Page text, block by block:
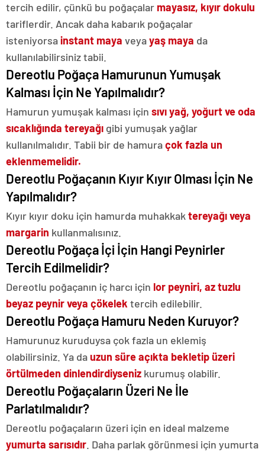
tercih edilir, çünkü bu poğaçalar mayasız, kıyır dokulu
tariflerdir. Ancak daha kabarık poğaçalar
isteniyorsainstant maya veyayaş maya da
kullanılabilirsiniz tabii.
Dereotlu Poğaça Hamurunun Yumuşak
Kalması İçin Ne Yapılmalıdır?
Hamurun yumuşak kalması için sıvı yağ, yoğurt ve oda
sıcaklığında tereyağı gibi yumuşak yağlar
kullanılmalıdır. Tabii bir de hamuraçok fazla un
eklenmemelidir.
Dereotlu Poğaçanın Kıyır Kıyır Olması İçin Ne
Yapılmalıdır?
Kıyır kıyır doku için hamurda muhakkaktereyağı veya
margarin kullanmalısınız.
Dereotlu Poğaça İçi İçin Hangi Peynirler
Tercih Edilmelidir?
Dereotlu poğaçanın iç harcı için lor peyniri, az tuzlu
beyaz peynir veya çökelek tercih edilebilir.
Dereotlu Poğaça Hamuru Neden Kuruyor?
Hamurunuz kuruduysa çok fazla un eklemiş
olabilirsiniz. Ya dauzun süre açıkta bekletip üzeri
örtülmeden dinlendirdiyseniz kurumuş olabilir.
Dereotlu Poğaçaların Üzeri Ne İle
Parlatılmalıdır?
Dereotlu poğaçaların üzeri için en ideal malzeme
yumurta sarısıdır. Daha parlak görünmesi için yumurta